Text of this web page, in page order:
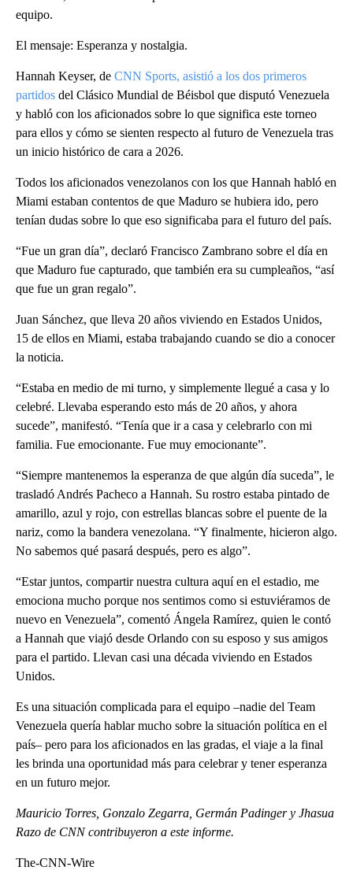
equipo.
El mensaje: Esperanza y nostalgia.
Hannah Keyser, de CNN Sports, asistió a los dos primeros
partidos del Clásico Mundial de Béisbol que disputó Venezuela
y habló con los aficionados sobre lo que significa este torneo
para ellos y cómo se sienten respecto al futuro de Venezuela tras
un inicio histórico de cara a 2026.
Todos los aficionados venezolanos con los que Hannah habló en
Miami estaban contentos de que Maduro se hubiera ido, pero
tenían dudas sobre lo que eso significaba para el futuro del país.
“Fue un gran día”, declaró Francisco Zambrano sobre el día en
que Maduro fue capturado, que también era su cumpleaños, “así
que fue un gran regalo”.
Juan Sánchez, que lleva 20 años viviendo en Estados Unidos,
15 de ellos en Miami, estaba trabajando cuando se dio a conocer
la noticia.
“Estaba en medio de mi turno, y simplemente llegué a casa y lo
celebré. Llevaba esperando esto más de 20 años, y ahora
sucede”, manifestó. “Tenía que ir a casa y celebrarlo con mi
familia. Fue emocionante. Fue muy emocionante”.
“Siempre mantenemos la esperanza de que algún día suceda”, le
trasladó Andrés Pacheco a Hannah. Su rostro estaba pintado de
amarillo, azul y rojo, con estrellas blancas sobre el puente de la
nariz, como la bandera venezolana. “Y finalmente, hicieron algo.
No sabemos qué pasará después, pero es algo”.
“Estar juntos, compartir nuestra cultura aquí en el estadio, me
emociona mucho porque nos sentimos como si estuviéramos de
nuevo en Venezuela”, comentó Ángela Ramírez, quien le contó
a Hannah que viajó desde Orlando con su esposo y sus amigos
para el partido. Llevan casi una década viviendo en Estados
Unidos.
Es una situación complicada para el equipo –nadie del Team
Venezuela quería hablar mucho sobre la situación política en el
país– pero para los aficionados en las gradas, el viaje a la final
les brinda una oportunidad más para celebrar y tener esperanza
en un futuro mejor.
Mauricio Torres, Gonzalo Zegarra, Germán Padinger y Jhasua
Razo de CNN contribuyeron a este informe.
The-CNN-Wire